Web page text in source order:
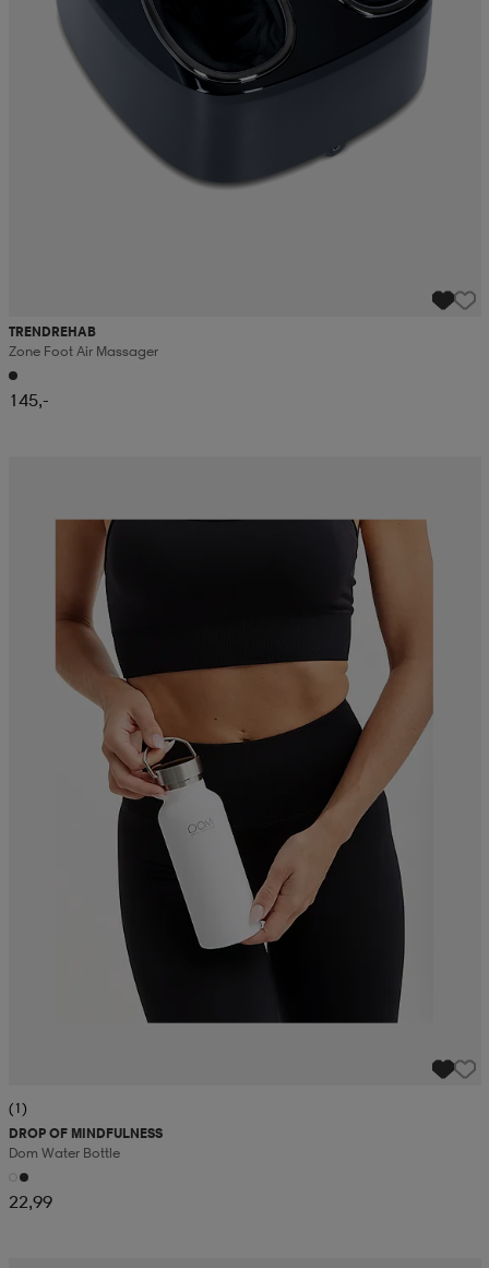
TRENDREHAB
Zone Foot Air Massager
145,-
(1)
DROP OF MINDFULNESS
Dom Water Bottle
22,99